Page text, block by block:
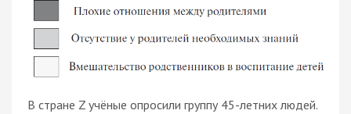
В стране Z учёные опросили группу 45-летних людей.